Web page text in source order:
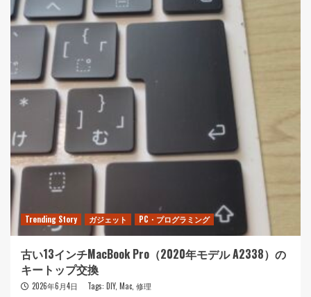
Trending Story ガジェット PC・プログラミング
古い13インチMacBook Pro（2020年モデル A2338）の
キートップ交換
2026年6月4日 Tags: DIY, Mac 修理